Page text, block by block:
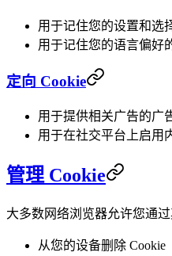
用于记住您的设置和选
用于记住您的语言偏好
定向 Cookie
用于提供相关广告的广
用于在社交平台上启用
管理 Cookie
大多数网络浏览器允许您通过
从您的设备删除 Cookie